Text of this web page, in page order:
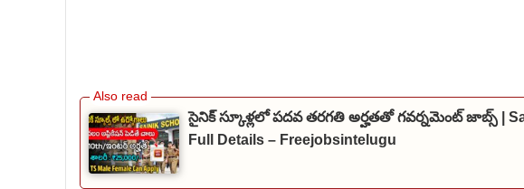
సైనిక్ స్కూళ్లలో పదవ తరగతి అర్హతతో గవర్నమెంట్ జాబ్స్ |
Full Details – Freejobsintelugu